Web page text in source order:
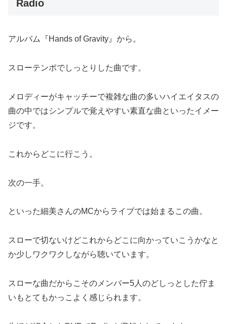
Radio
アルバム『Hands of Gravity』から。
スローテンポでしっとりした曲です。
メロディーがキャッチーで複雑な曲の多いハイエイタスの
曲の中ではシンプルで覚えやすい素直な曲といったイメー
ジです。
これからどこに行こう。
次の一手。
といった細美さんのMCからライブでは始まるこの曲。
スローで切ないけどこれからどこに向かっていこうかなと
か少しワクワクしながら聴いています。
スローな曲だからこそのメンバー5人のどしっとした佇ま
いもとてもかっこよく感じられます。